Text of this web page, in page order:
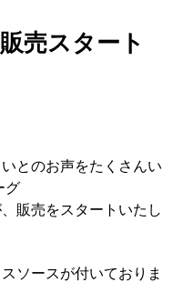
売スタート
とのお声をたくさんい
グ
販売をスタートいたし
ソースが付いておりま